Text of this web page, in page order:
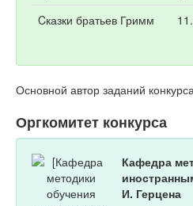
Cказки братьев Гримм
Основной автор заданий
Оргкомитет конкурса
Кафедра
И. Герцена